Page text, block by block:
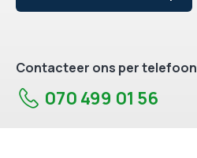
Contacteer ons per telefoon
070 499 01 56